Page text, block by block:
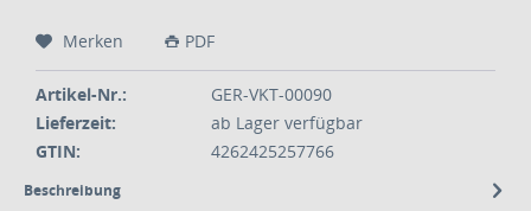
Merken PDF
Artikel-Nr.:
GER-VKT-00090
Lieferzeit:
ab Lager verfügbar
GTIN:
4262425257766
Beschreibung